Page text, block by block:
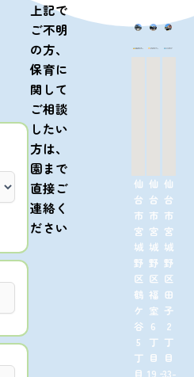
上記で
ご不明
の方、
保育に
関して
ご相談
したい
方は、
園まで
直接ご
連絡く
ださい
仙
台
市
宮
城
野
区
鶴
ケ
谷
5
丁
目
仙
台
市
宮
城
野
区
福
室
6
丁
目
19‐
仙
台
市
宮
城
野
区
田
子
2
丁
目
33-